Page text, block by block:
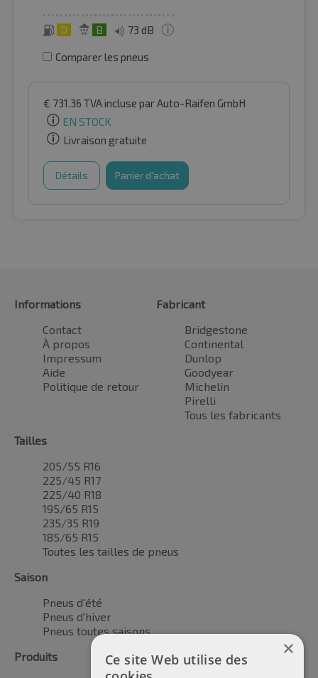
D B 73 dB
Comparer les pneus
€ 731.36 TVA incluse par Auto-Raifen GmbH
EN STOCK
Livraison gratuite
Détails Panier d'achat
Informations
Contact
À propos
Impressum
Aide
Politique de retour
Fabricant
Bridgestone
Continental
Dunlop
Goodyear
Michelin
Pirelli
Tous les fabricants
Tailles
205/55 R16
225/45 R17
225/40 R18
195/65 R15
235/35 R19
185/65 R15
Toutes les tailles de pneus
Saison
Pneus d'été
Pneus d'hiver
Pneus toutes saisons
Produits
×
Ce site Web utilise des